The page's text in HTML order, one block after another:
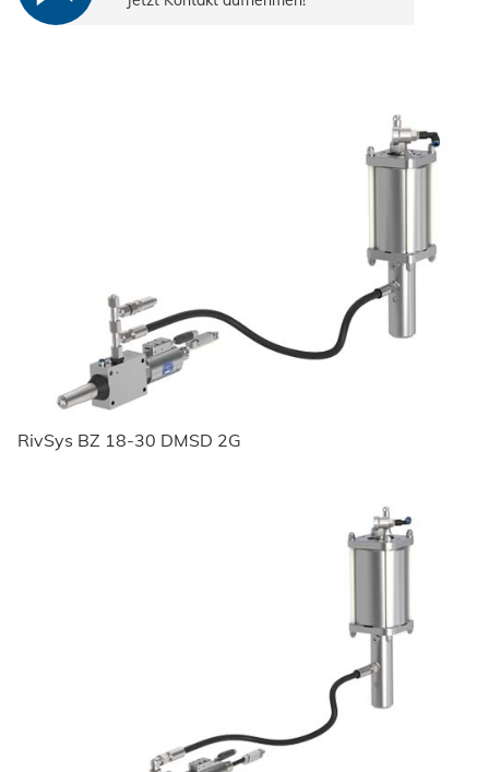
RivSys BZ 18-30 DMSD 2G